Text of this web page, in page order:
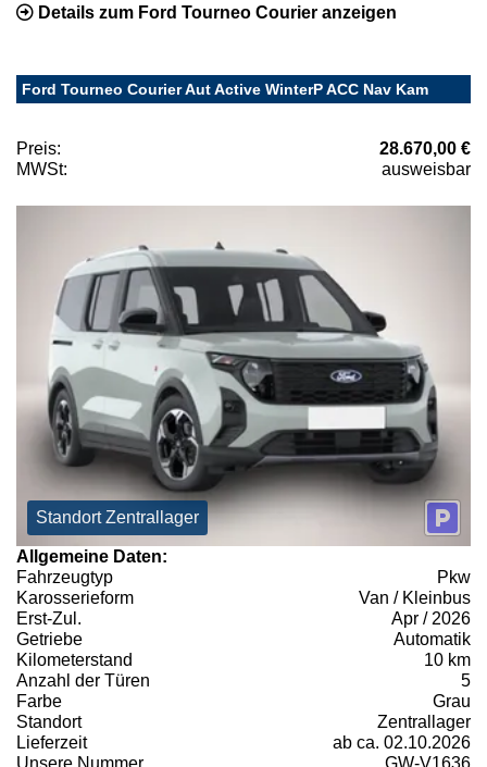
Details zum Ford Tourneo Courier anzeigen
Ford Tourneo Courier Aut Active WinterP ACC Nav Kam
Preis:
28.670,00 €
MWSt:
ausweisbar
Standort Zentrallager
Allgemeine Daten:
Fahrzeugtyp
Pkw
Karosserieform
Van / Kleinbus
Erst-Zul.
Apr / 2026
Getriebe
Automatik
Kilometerstand
10 km
Anzahl der Türen
5
Farbe
Grau
Standort
Zentrallager
Lieferzeit
ab ca. 02.10.2026